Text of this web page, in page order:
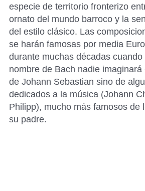
especie de territorio fronterizo
ornato del mundo barroco y la
del estilo clásico. Las
se harán famosas por media
durante muchas décadas cuando
nombre de Bach nadie
de Johann Sebastian sino de
dedicados a la música (Johann
Philipp), mucho más famosos de
su padre.